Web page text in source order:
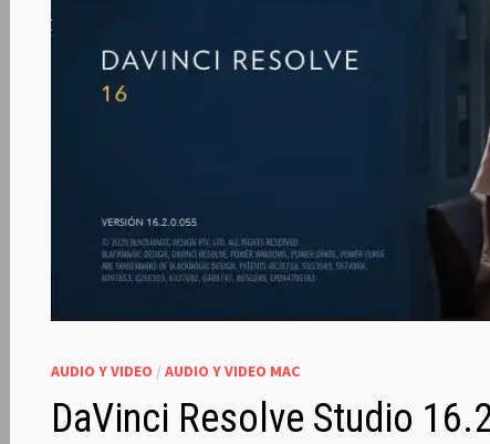
AUDIO Y VIDEO /AUDIO Y VIDEO MAC
DaVinci Resolve Studio